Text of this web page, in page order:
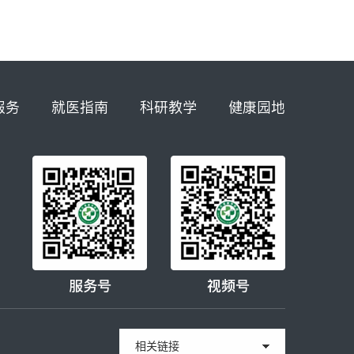
务 就医指南 科研教学 健康园地
服务号 视频号
相关链接